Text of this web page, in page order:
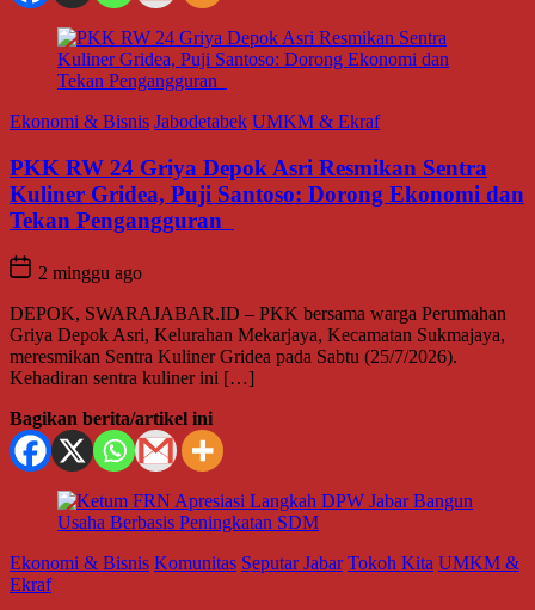
Ekonomi & Bisnis Jabodetabek UMKM & Ekraf
PKK RW 24 Griya Depok Asri Resmikan Sentra
Kuliner Gridea, Puji Santoso: Dorong Ekonomi dan
Tekan Pengangguran
2 minggu ago
DEPOK, SWARAJABAR.ID – PKK bersama warga Perumahan
Griya Depok Asri, Kelurahan Mekarjaya, Kecamatan Sukmajaya,
meresmikan Sentra Kuliner Gridea pada Sabtu (25/7/2026).
Kehadiran sentra kuliner ini […]
Bagikan berita/artikel ini
Ekonomi & Bisnis Komunitas Seputar Jabar Tokoh Kita UMKM &
Ekraf